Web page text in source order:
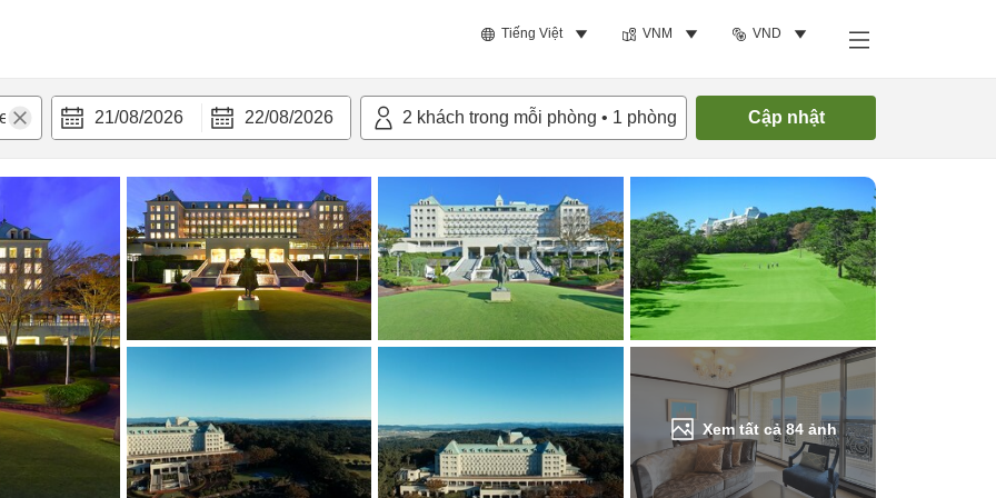
Tiếng Việt VNM VND
21/08/2026 22/08/2026 2 khách trong mỗi phòng • 1 phòng Cập nhật
Xem tất cả84 ảnh
bật Tiện nghi Tìm phòng trống